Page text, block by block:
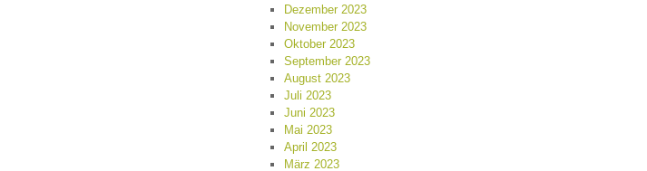
Dezember 2023
November 2023
Oktober 2023
September 2023
August 2023
Juli 2023
Juni 2023
Mai 2023
April 2023
März 2023